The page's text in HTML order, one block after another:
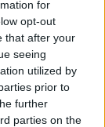
for
opt-out
that after your
seeing
utilized by
prior to
further
parties on the
⇑